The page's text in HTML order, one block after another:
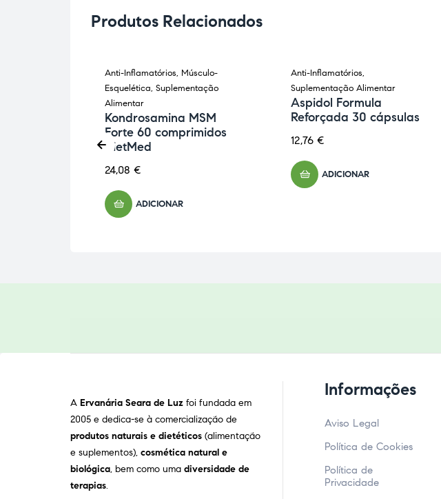
Produtos Relacionados
Anti-Inflamatórios, Músculo-
Esquelética, Suplementação
Alimentar
Kondrosamina MSM
Forte 60 comprimidos
DietMed
24,08 €
ADICIONAR
Anti-Inflamatórios,
Suplementação Alimentar
Aspidol Formula
Reforçada 30 cápsulas
12,76 €
ADICIONAR
A Ervanária Seara de Luz foi fundada em
2005 e dedica-se à comercialização de
produtos naturais e dietéticos (alimentação
e suplementos), cosmética natural e
biológica, bem como uma diversidade de
terapias.
Informações
Aviso Legal
Política de Cookies
Política de
Privacidade